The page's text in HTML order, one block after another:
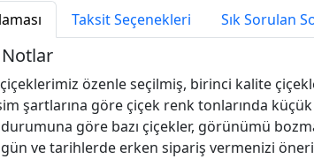
Taksit Seçenekleri Sık Sorulan
özenle seçilmiş, birinci kalite
şartlarına göre çiçek renk tonlarında küçük
göre bazı çiçekler, görünümü
ve tarihlerde erken sipariş vermenizi